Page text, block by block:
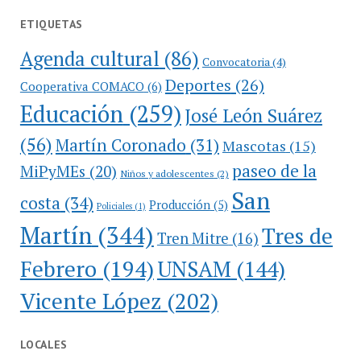
ETIQUETAS
Agenda cultural (86) Convocatoria (4)
Cooperativa COMACO(6) Deportes (26)
Educación(259)José León Suárez
(56)Martín Coronado (31) Mascotas (15)
MiPyMEs (20) Niños y adolescentes (2) paseo de la
costa(34) Policiales(1) Producción(5) San
Martín(344) Tren Mitre (16) Tres de
Febrero (194)UNSAM (144)
Vicente López (202)
LOCALES